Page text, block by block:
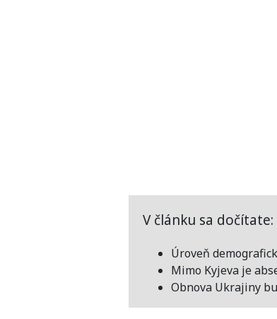
V článku sa dočítate:
Úroveň
Mimo Kyjeva je
Obnova Ukrajiny